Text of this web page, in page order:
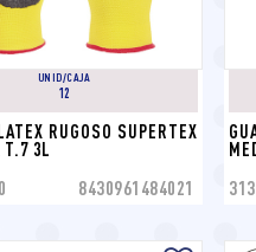
UNID/CAJA
12
RUGOSO SUPERTEX
T.7 3L
8430961484021